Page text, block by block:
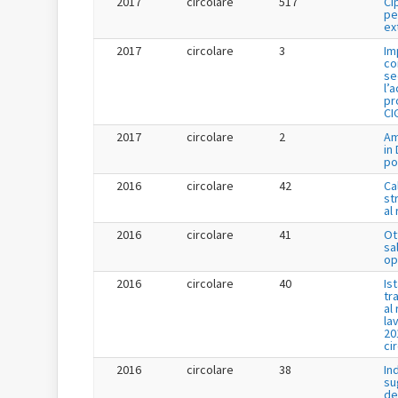
2017
circolare 3
2017
circolare 2
in
2016
circolare 42
al
2016
circolare 41
2016
circolare 40
al
2016
circolare 38